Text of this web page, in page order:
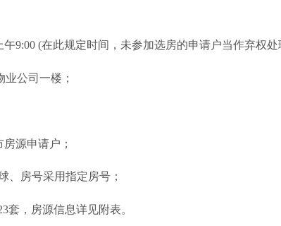
午9:00 (在此规定时间，未参加选房的申请户当作弃权处
业公司一楼；
源申请户；
、房号采用指定房号；
套，房源信息详见附表。